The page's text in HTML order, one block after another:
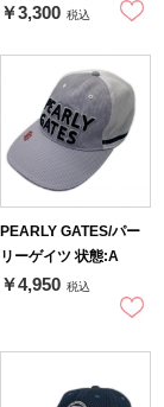
￥3,300 税込
PEARLY GATES/パー
リーゲイツ 状態:A
￥4,950 税込